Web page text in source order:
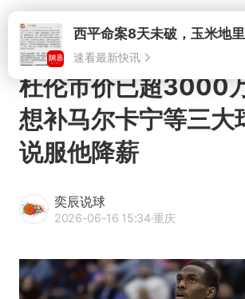
杜伦市价已超3000
想补马尔卡宁等三大
说服他降薪
奕辰说球
2026-06-16 15:34·重庆